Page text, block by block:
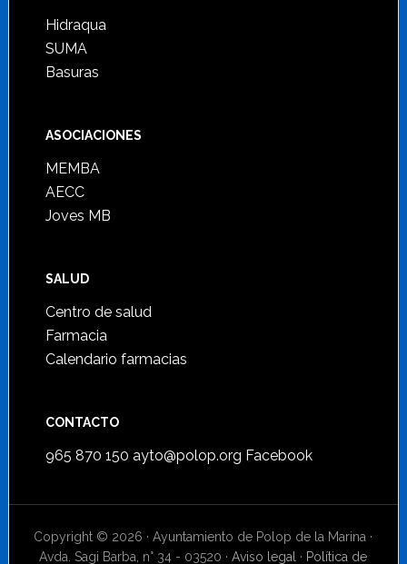
Hidraqua
SUMA
Basuras
ASOCIACIONES
MEMBA
AECC
Joves MB
SALUD
Centro de salud
Farmacia
Calendario farmacias
CONTACTO
965 870 150 ayto@polop.org Facebook
Copyright © 2026 · Ayuntamiento de Polop de la Marina ·
Avda. Sagi Barba, n° 34 - 03520 ·Aviso legal · Política de